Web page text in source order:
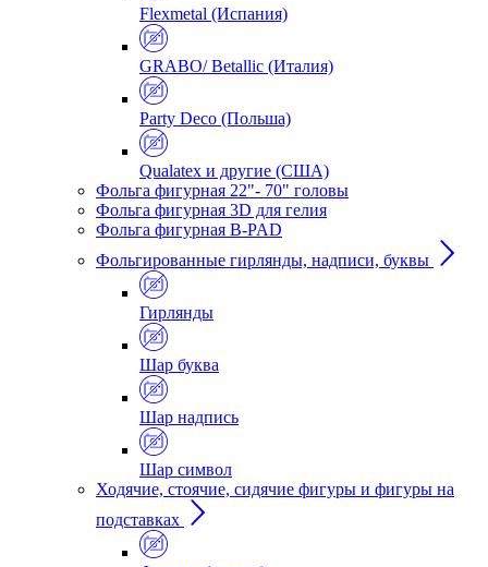
Flexmetal (Испания)
GRABO/ Betallic (Италия)
Party Deco (Польша)
Qualatex и другие (США)
Фольга фигурная 22"- 70" головы
Фольга фигурная 3D для гелия
Фольга фигурная B-PAD
Фольгированные гирлянды, надписи, буквы
Гирлянды
Шар буква
Шар надпись
Шар символ
Ходячие, стоячие, сидячие фигуры и фигуры на
подставках